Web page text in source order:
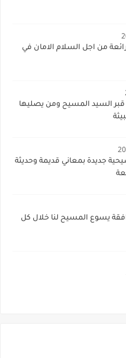
من اجل السلام الامان في
السيد المسيح ومن يصليها
جديدة بمعاني قديمة وحديثة
يسوع المسيح لنا خلال كل